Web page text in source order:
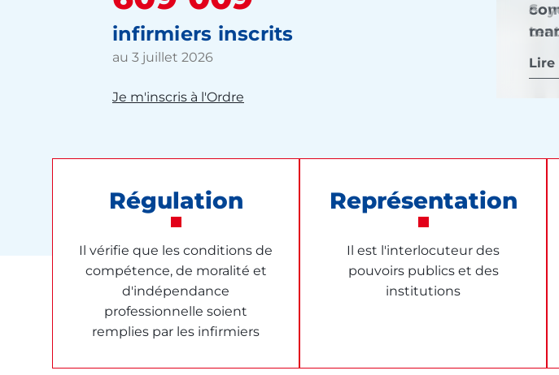
infirmiers inscrits
au 3 juillet 2026
Je m'inscris à l'Ordre
Lire
Lire
Lire
Lire
Régulation
Il vérifie que les conditions de
compétence, de moralité et
d'indépendance
professionnelle soient
remplies par les infirmiers
Représentation
Il est l'interlocuteur des
pouvoirs publics et des
institutions